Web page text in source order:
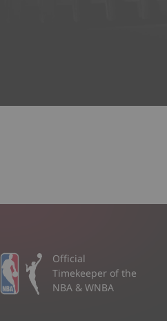
Official
Timekeeper of the
NBA & WNBA